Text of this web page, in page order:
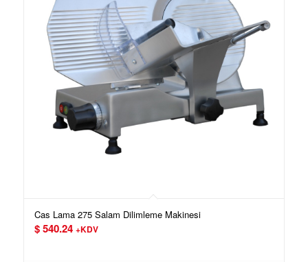
Cas Lama 275 Salam Dilimleme Makinesi
$540.24 +KDV